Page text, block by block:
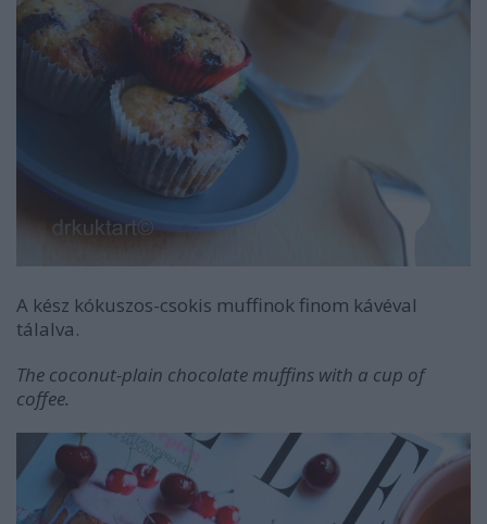
A kész kókuszos-csokis muffinok finom kávéval
tálalva.
The coconut-plain chocolate muffins with a cup of
coffee.